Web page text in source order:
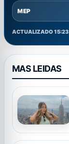
MEP
ACTUALIZADO 15:23
MAS LEIDAS